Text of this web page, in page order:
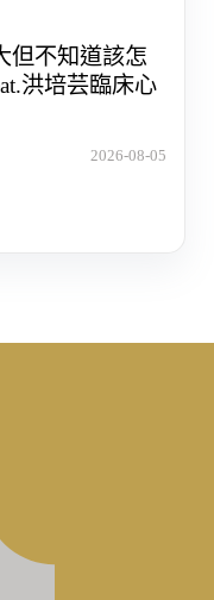
但不知道該怎
洪培芸臨床心
2026-08-05